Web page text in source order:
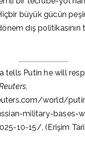
büyük gücün
dış
tells Putin he will
,
world/
military-bases-
10-15/, (Erişim